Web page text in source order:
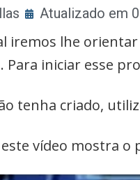
Atualizado em
iremos lhe
. Para iniciar esse
tenha criado,
vídeo mostra o